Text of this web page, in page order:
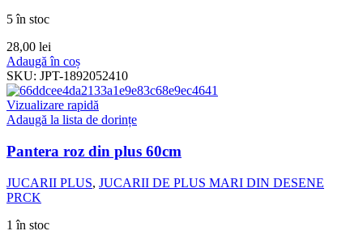
5 în stoc
28,00 lei
Adaugă în coș
SKU: JPT-1892052410
Vizualizare rapidă
Adaugă la lista de dorințe
Pantera roz din plus 60cm
JUCARII PLUS, JUCARII DE PLUS MARI DIN DESENE
PRCK
1 în stoc